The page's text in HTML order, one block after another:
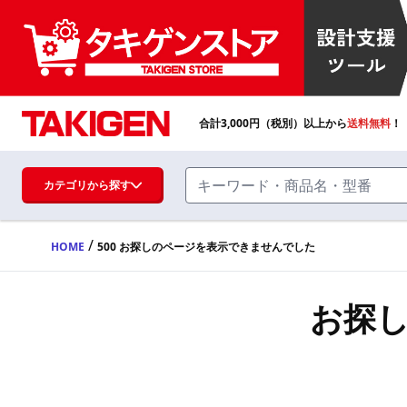
ハンドル・取手・つまみ・周辺機器
FA・A
合計3,000円（税別）以上から送料無料
カテゴリから探す
HOME / 500 お探しのページを表示できませんでした
お探